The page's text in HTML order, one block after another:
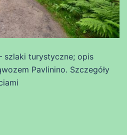
szlaki turystyczne; opis
Pavlinino. Szczegóły